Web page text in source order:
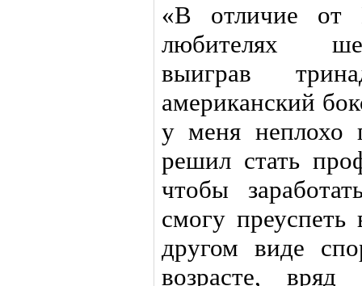
«В отличие от
любителях
выиграв
американский
у меня неплохо
решил стать
чтобы
смогу
другом виде
возрасте,